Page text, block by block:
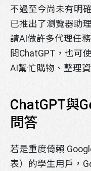
不過至今尚未有明
已推出了瀏覽器助
請AI做許多代理任
問ChatGPT，也可
AI幫忙購物、整理
ChatGPT與
問答
若是重度倚賴
表）的學生用戶，